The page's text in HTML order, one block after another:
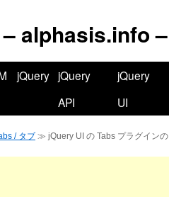
alphasis.info –
jQuery jQuery
API
jQuery
UI
/ タブ ≫ jQuery UI の Tabs プラグイン